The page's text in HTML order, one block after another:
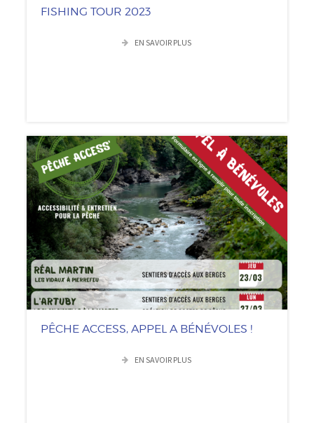
FISHING TOUR 2023
EN SAVOIR PLUS
PÊCHE ACCESS, APPEL A BÉNÉVOLES !
EN SAVOIR PLUS